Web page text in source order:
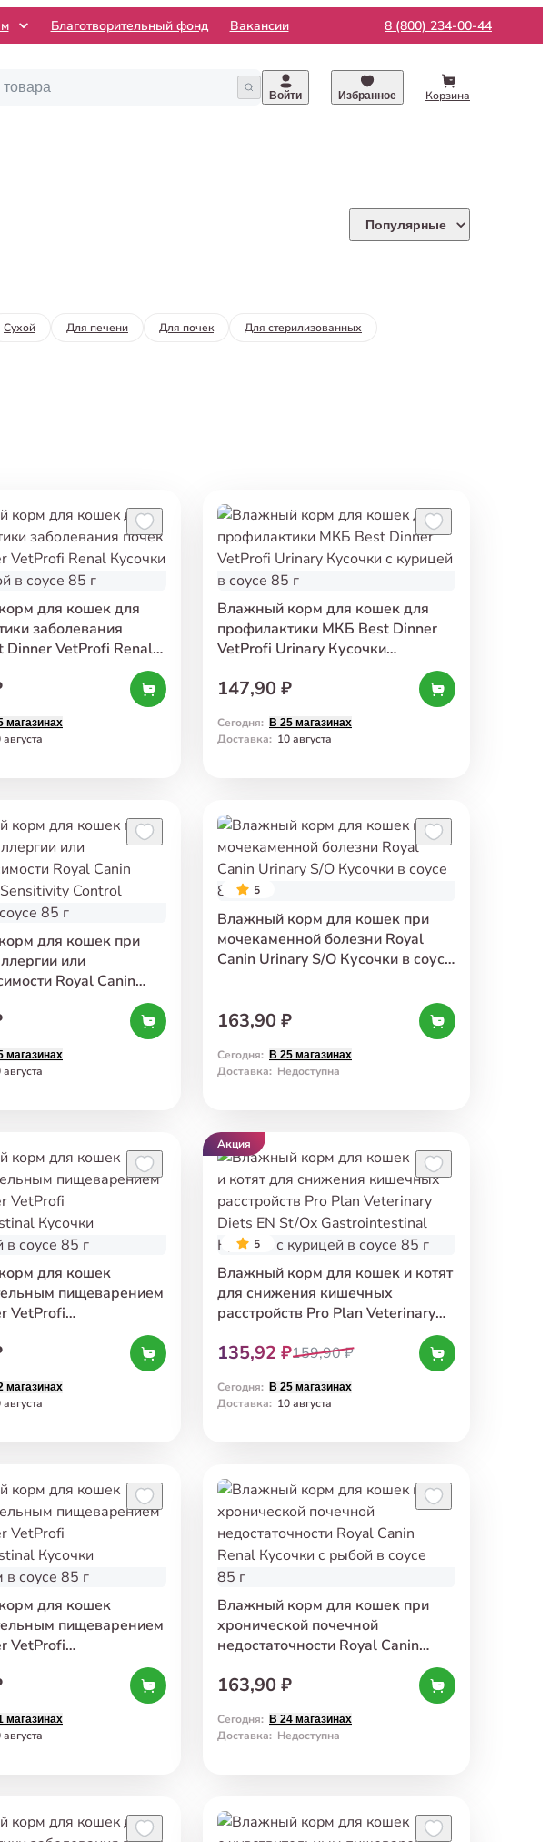
Благотворительный фонд Вакансии 8 (800) 234-00-44
Войти Избранное Корзина
Популярные
Сухой Для печени Для почек Для стерилизованных
для кошек для
заболевания
Dinner VetProfi Renal
говядиной в соусе 85 г
магазинах
августа
Влажный корм для кошек для
профилактики МКБ Best Dinner
VetProfi Urinary Кусочки
147,90 ₽
Сегодня: В 25 магазинах
Доставка: 10 августа
для кошек при
или
Royal Canin
85 г
магазинах
августа
5
Влажный корм для кошек при
мочекаменной болезни Royal
Canin Urinary S/O Кусочки в соусе
163,90 ₽
Сегодня: В 25 магазинах
Доставка: Недоступна
для кошек
пищеварением
VetProfi
соусе 85 г
магазинах
августа
Акция
5
Влажный корм для кошек и котят
для снижения кишечных
расстройств Pro Plan Veterinary
Diets EN St/Ox Gastrointestinal
Кусочки с курицей в соусе 85 г
135,92 ₽159,90 ₽
Сегодня: В 25 магазинах
Доставка: 10 августа
для кошек
пищеварением
VetProfi
соусе 85 г
магазинах
августа
Влажный корм для кошек при
хронической почечной
недостаточности Royal Canin
Renal Кусочки с рыбой в соусе
85 г
163,90 ₽
Сегодня: В 24 магазинах
Доставка: Недоступна